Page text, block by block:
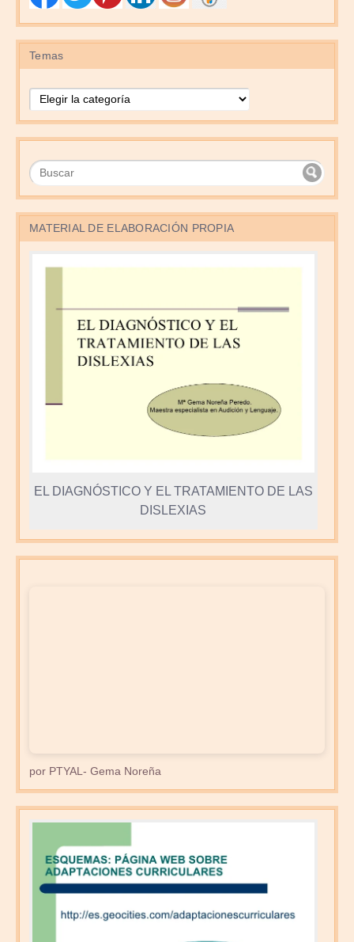
Temas
MATERIAL DE ELABORACIÓN PROPIA
EL DIAGNÓSTICO Y EL TRATAMIENTO DE LAS
DISLEXIAS
por PTYAL- Gema Noreña